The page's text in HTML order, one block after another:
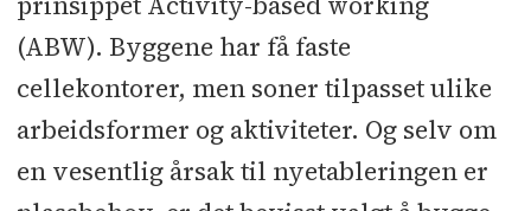
(ABW). Byggene har få faste
cellekontorer, men soner tilpasset ulike
arbeidsformer og aktiviteter. Og selv om
en vesentlig årsak til nyetableringen er